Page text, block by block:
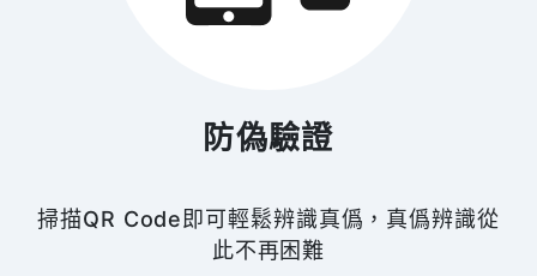
防偽驗證
掃描QR Code即可輕鬆辨識真僞，真僞辨識從
此不再困難